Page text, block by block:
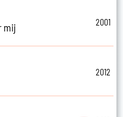
mij
2001
2012